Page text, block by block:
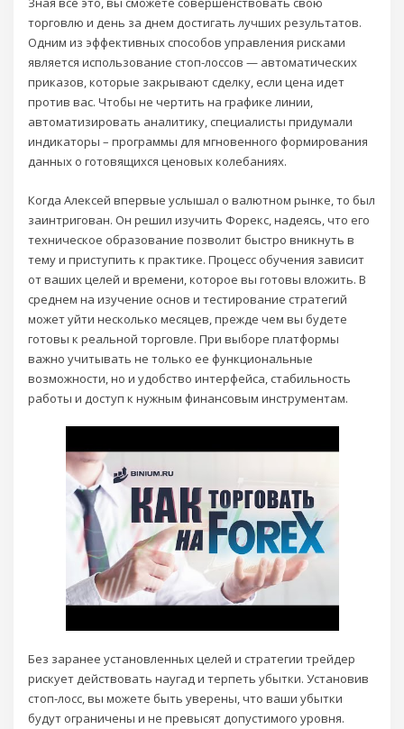
торговлю и день за днем достигать лучших результатов.
Одним из эффективных способов управления рисками
является использование стоп-лоссов — автоматических
приказов, которые закрывают сделку, если цена идет
против вас. Чтобы не чертить на графике линии,
автоматизировать аналитику, специалисты придумали
индикаторы – программы для мгновенного формирования
данных о готовящихся ценовых колебаниях.
Когда Алексей впервые услышал о валютном рынке, то был
заинтригован. Он решил изучить Форекс, надеясь, что его
техническое образование позволит быстро вникнуть в
тему и приступить к практике. Процесс обучения зависит
от ваших целей и времени, которое вы готовы вложить. В
среднем на изучение основ и тестирование стратегий
может уйти несколько месяцев, прежде чем вы будете
готовы к реальной торговле. При выборе платформы
важно учитывать не только ее функциональные
возможности, но и удобство интерфейса, стабильность
работы и доступ к нужным финансовым инструментам.
Без заранее установленных целей и стратегии трейдер
рискует действовать наугад и терпеть убытки. Установив
стоп-лосс, вы можете быть уверены, что ваши убытки
будут ограничены и не превысят допустимого уровня.